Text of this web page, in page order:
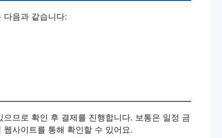
다음과 같습니다:
므로 확인 후 결제를 진행합니다. 보통은 일정 금
사이트를 통해 확인할 수 있어요.